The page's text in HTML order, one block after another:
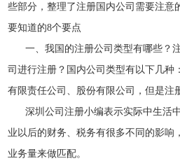
些部分，整理了注册国内公司需要注意
要知道的8个要点
一、我国的注册公司类型有哪些？
司进行注册？国内公司类型有以下几种
有限责任公司、股份有限公司，但是注
深圳公司注册小编表示实际中生活
业以后的财务、税务有很多不同的影响
业务量来做匹配。